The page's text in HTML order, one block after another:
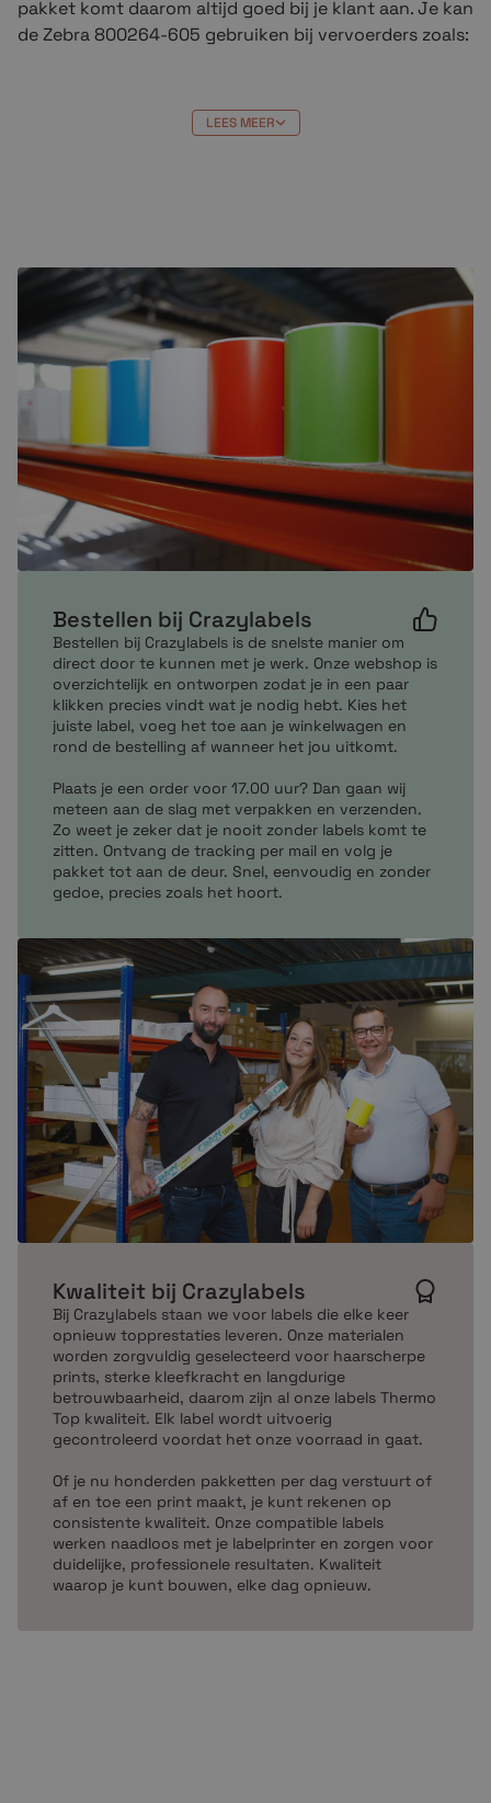
pakket komt daarom altijd goed bij je klant aan. Je kan
de Zebra 800264-605 gebruiken bij vervoerders zoals:
De Zebra 800264-605 hebben we altijd op voorraad.
Bestel je ze vandaag voor 17.00 uur, dan worden ze
vandaag verzonden.
Geschikte printers voor de Zebra 800264-605
De compatible Zebra 800264-605 zijn geschikt voor
de volgende originele Zebra-printers.
Zebra-printer:
(T)LP 2742
(T)LP 3842
A300
DA402
G-Serie
RZ400
RZ600
ZD220
ZD421D
ZT200
ZT220
ZT230
ZT620
GC420t
GK420t
GX420t
GX430t
GX420d
GK420d
GK420t
GX430t
Bij Crazylabels bieden we speciale starterspakketten
aan. Een starterspakket is voorzien van een
mm x 150 mm
Bestellen bij Crazylabels
Crazylabels kan je, je bestelling online plaatsen. Via
onze veilige website heb je de Zebra 800264-605
binnen twee minuten bestelt. Alle producten op onze
website hebben we op voorraad. Dit betekent als je
vandaag besteld voor 17.00 uur dat vandaag je order
wordt verstuurd. Bij ons krijg je altijd:
De beste service (klanten beoordelen ons met
LEES MEER
Bestellen bij Crazylabels
Bestellen bij Crazylabels is de snelste manier om
direct door te kunnen met je werk. Onze webshop is
overzichtelijk en ontworpen zodat je in een paar
klikken precies vindt wat je nodig hebt. Kies het
juiste label, voeg het toe aan je winkelwagen en
rond de bestelling af wanneer het jou uitkomt.
Plaats je een order voor 17.00 uur? Dan gaan wij
meteen aan de slag met verpakken en verzenden.
Zo weet je zeker dat je nooit zonder labels komt te
zitten. Ontvang de tracking per mail en volg je
pakket tot aan de deur. Snel, eenvoudig en zonder
gedoe, precies zoals het hoort.
Kwaliteit bij Crazylabels
Bij Crazylabels staan we voor labels die elke keer
opnieuw topprestaties leveren. Onze materialen
worden zorgvuldig geselecteerd voor haarscherpe
prints, sterke kleefkracht en langdurige
betrouwbaarheid, daarom zijn al onze labels Thermo
Top kwaliteit. Elk label wordt uitvoerig
gecontroleerd voordat het onze voorraad in gaat.
Of je nu honderden pakketten per dag verstuurt of
af en toe een print maakt, je kunt rekenen op
consistente kwaliteit. Onze compatible labels
werken naadloos met je labelprinter en zorgen voor
duidelijke, professionele resultaten. Kwaliteit
waarop je kunt bouwen, elke dag opnieuw.